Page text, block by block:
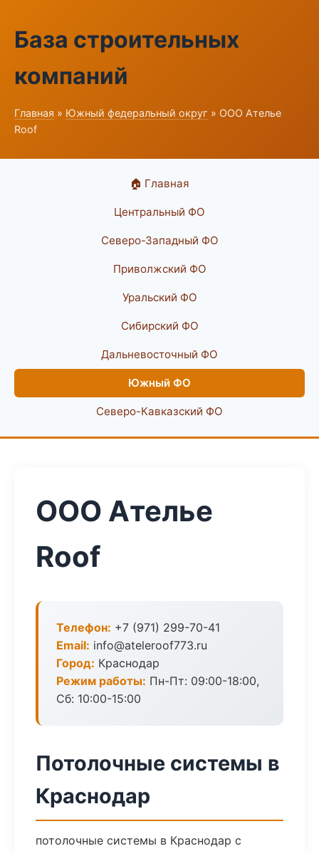
База строительных
компаний
Главная » Южный федеральный округ » ООО Ателье
Roof
🏠 Главная
Центральный ФО
Северо-Западный ФО
Приволжский ФО
Уральский ФО
Сибирский ФО
Дальневосточный ФО
Южный ФО
Северо-Кавказский ФО
ООО Ателье
Roof
Телефон: +7 (971) 299-70-41
Email: info@ateleroof773.ru
Город: Краснодар
Режим работы: Пн-Пт: 09:00-18:00,
Сб: 10:00-15:00
Потолочные системы в
Краснодар
потолочные системы в Краснодар с